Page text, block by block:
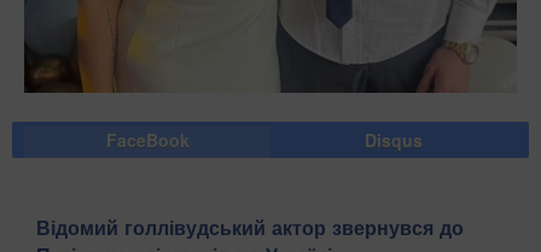
FaceBook Disqus
Відомий голлівудський актор звернувся до